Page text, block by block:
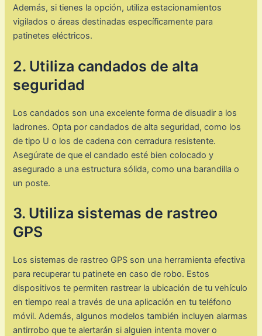
Además, si tienes la opción, utiliza estacionamientos
vigilados o áreas destinadas específicamente para
patinetes eléctricos.
2. Utiliza candados de alta
seguridad
Los candados son una excelente forma de disuadir a los
ladrones. Opta por candados de alta seguridad, como los
de tipo U o los de cadena con cerradura resistente.
Asegúrate de que el candado esté bien colocado y
asegurado a una estructura sólida, como una barandilla o
un poste.
3. Utiliza sistemas de rastreo
GPS
Los sistemas de rastreo GPS son una herramienta efectiva
para recuperar tu patinete en caso de robo. Estos
dispositivos te permiten rastrear la ubicación de tu vehículo
en tiempo real a través de una aplicación en tu teléfono
móvil. Además, algunos modelos también incluyen alarmas
antirrobo que te alertarán si alguien intenta mover o